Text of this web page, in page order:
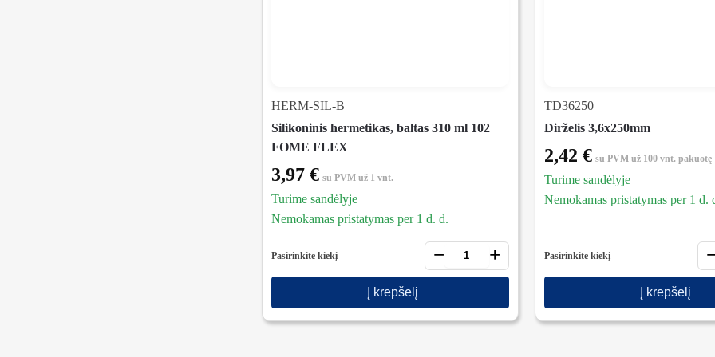
HERM-SIL-B
Silikoninis hermetikas, baltas 310 ml 102
FOME FLEX
3,97 € su PVMuž 1 vnt.
Turime sandėlyje
Nemokamas pristatymas per 1 d. d.
Pasirinkite kiekį − +
Į krepšelį
TD36250
Dirželis 3,6x250mm
2,42 € su PVMuž 100 vnt. pakuotę
Turime sandėlyje
Nemokamas pristatymas per 1 d.
Pasirinkite kiekį
Į krepšelį